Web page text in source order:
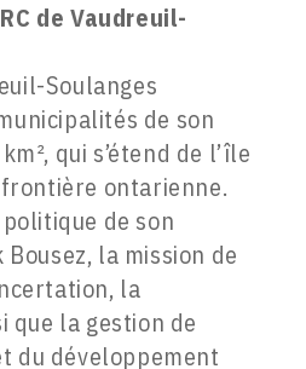
de Vaudreuil-
Soulanges
de son
qui s’étend de l’île
frontière ontarienne.
de son
la mission de
la
que la gestion de
du développement